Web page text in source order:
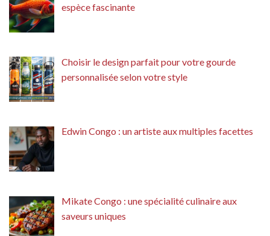
espèce fascinante
Choisir le design parfait pour votre gourde
personnalisée selon votre style
Edwin Congo : un artiste aux multiples facettes
Mikate Congo : une spécialité culinaire aux
saveurs uniques